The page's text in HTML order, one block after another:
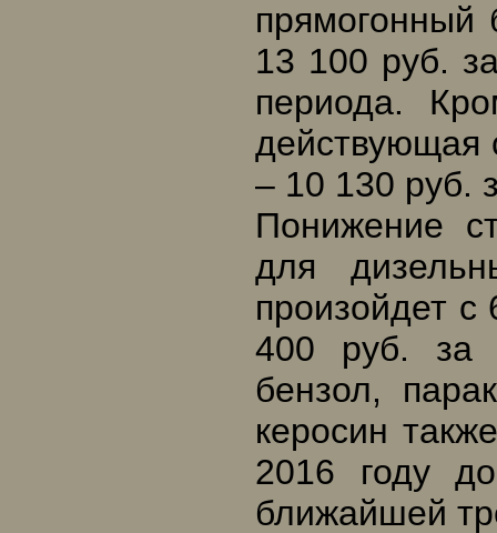
прямогонный
13 100 руб.
периода.
действующая
– 10 130 руб.
Понижение
для
произойдет с
400 руб. за
бензол,
керосин
2016 году
ближайшей